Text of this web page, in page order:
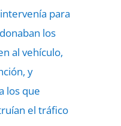
para
los
al vehículo,
y
los que
el tráfico